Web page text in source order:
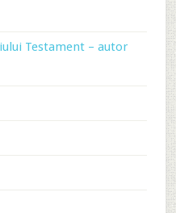
Testament – autor